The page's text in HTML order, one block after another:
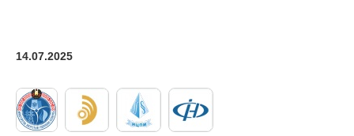
14.07.2025